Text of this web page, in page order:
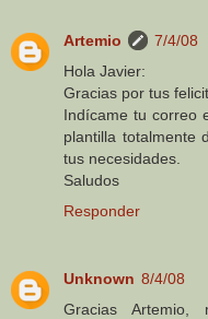
Artemio
7/4/08
Hola Javier:
Gracias por tus
Indícame tu correo
plantilla totalmente
tus necesidades.
Saludos
Responder
Unknown 8/4/08
Gracias Artemio,